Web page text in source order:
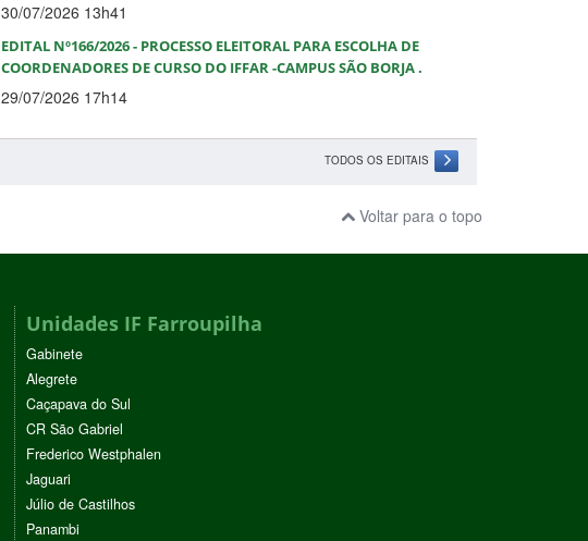
30/07/2026 13h41
EDITAL Nº166/2026 - PROCESSO ELEITORAL PARA ESCOLHA DE
COORDENADORES DE CURSO DO IFFAR -CAMPUS SÃO BORJA .
29/07/2026 17h14
TODOS OS EDITAIS
Voltar para o topo
Unidades IF Farroupilha
Gabinete
Alegrete
Caçapava do Sul
CR São Gabriel
Frederico Westphalen
Jaguari
Júlio de Castilhos
Panambi